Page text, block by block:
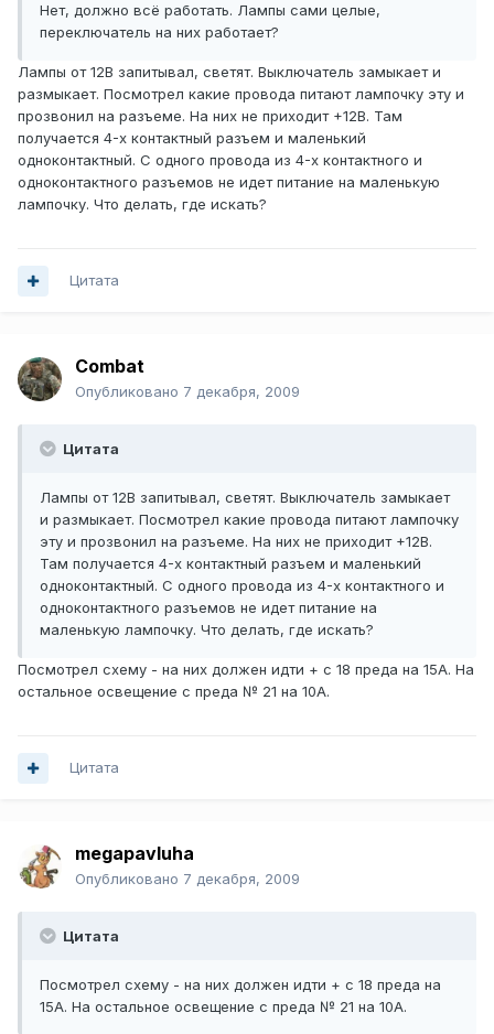
Нет, должно всё работать. Лампы сами целые,
переключатель на них работает?
Лампы от 12В запитывал, светят. Выключатель замыкает и
размыкает. Посмотрел какие провода питают лампочку эту и
прозвонил на разъеме. На них не приходит +12В. Там
получается 4-х контактный разъем и маленький
одноконтактный. С одного провода из 4-х контактного и
одноконтактного разъемов не идет питание на маленькую
лампочку. Что делать, где искать?
Цитата
Combat
Опубликовано 7 декабря, 2009
Цитата
Лампы от 12В запитывал, светят. Выключатель замыкает
и размыкает. Посмотрел какие провода питают лампочку
эту и прозвонил на разъеме. На них не приходит +12В.
Там получается 4-х контактный разъем и маленький
одноконтактный. С одного провода из 4-х контактного и
одноконтактного разъемов не идет питание на
маленькую лампочку. Что делать, где искать?
Посмотрел схему - на них должен идти + с 18 преда на 15А. На
остальное освещение с преда № 21 на 10А.
Цитата
megapavluha
Опубликовано 7 декабря, 2009
Цитата
Посмотрел схему - на них должен идти + с 18 преда на
15А. На остальное освещение с преда № 21 на 10А.